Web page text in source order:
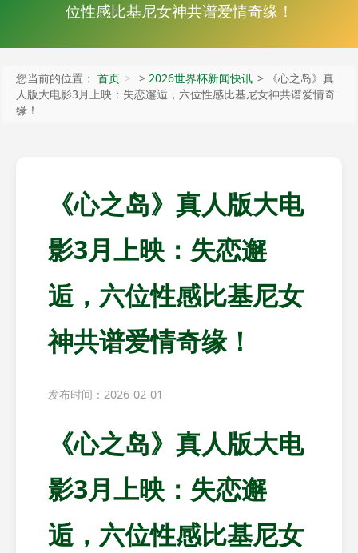
位性感比基尼女神共谱爱情奇缘！
您当前的位置： 首页 > 2026世界杯新闻快讯 > 《心之岛》真
人版大电影3月上映：失恋邂逅，六位性感比基尼女神共谱爱情奇
缘！
《心之岛》真人版大电
影3月上映：失恋邂
逅，六位性感比基尼女
神共谱爱情奇缘！
发布时间：2026-02-01
《心之岛》真人版大电
影3月上映：失恋邂
逅，六位性感比基尼女